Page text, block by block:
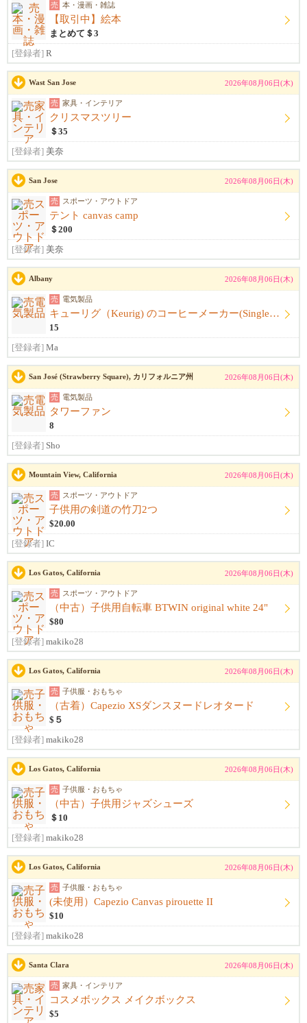
売 本・漫画・雑誌
【取引中】絵本
まとめて＄3
[登録者] R
Wast San Jose 2026年08月06日(木)
売 家具・インテリア
クリスマスツリー
＄35
[登録者] 美奈
San Jose 2026年08月06日(木)
売 スポーツ・アウトドア
テント canvas camp
＄200
[登録者] 美奈
Albany 2026年08月06日(木)
売 電気製品
キューリグ（Keurig) のコーヒーメーカー(Single Serve Coffee) Maker
15
[登録者] Ma
San José (Strawberry Square), カリフォルニア州 2026年08月06日(木)
売 電気製品
タワーファン
8
[登録者] Sho
Mountain View, California 2026年08月06日(木)
売 スポーツ・アウトドア
子供用の剣道の竹刀2つ
$20.00
[登録者] IC
Los Gatos, California 2026年08月06日(木)
売 スポーツ・アウトドア
（中古）子供用自転車 BTWIN original white 24"
$80
[登録者] makiko28
Los Gatos, California 2026年08月06日(木)
売 子供服・おもちゃ
（古着）Capezio XSダンスヌードレオタード
$５
[登録者] makiko28
Los Gatos, California 2026年08月06日(木)
売 子供服・おもちゃ
（中古）子供用ジャズシューズ
＄10
[登録者] makiko28
Los Gatos, California 2026年08月06日(木)
売 子供服・おもちゃ
(未使用）Capezio Canvas pirouette II
$10
[登録者] makiko28
Santa Clara 2026年08月06日(木)
売 家具・インテリア
コスメボックス メイクボックス
$5